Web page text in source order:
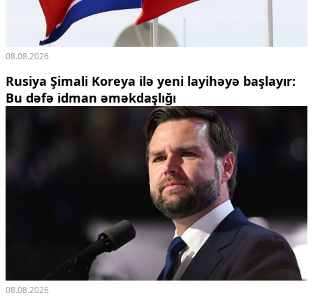
08.08.2026
Rusiya Şimali Koreya ilə yeni layihəyə başlayır:
Bu dəfə idman əməkdaşlığı
08.08.2026